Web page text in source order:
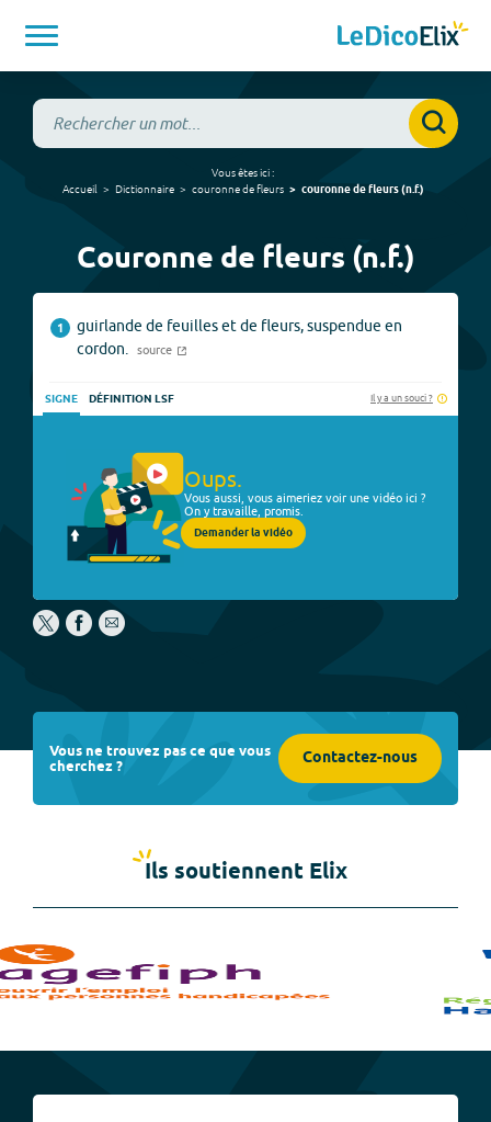
Vous êtes ici :
Accueil
Dictionnaire couronne de fleurs couronne de fleurs(n.f.)
Couronne de fleurs (n.f.)
1
guirlande de feuilles et de fleurs, suspendue en
cordon.
source
SIGNE DÉFINITION LSF Il y a un souci ?
Oups.
Vous aussi, vous aimeriez voir une vidéo ici ?
On y travaille, promis.
Demander la vidéo
Vous ne trouvez pas ce que vous
cherchez ? Contactez-nous
Ils soutiennent Elix